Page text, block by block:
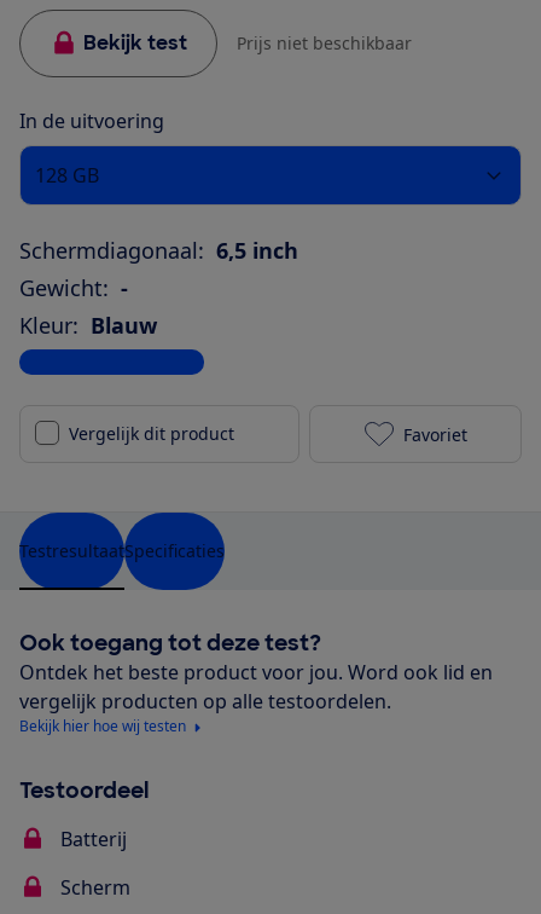
Bekijk test Prijs niet beschikbaar
In de uitvoering
128 GB
Schermdiagonaal: 6,5 inch
Gewicht: -
Kleur: Blauw
Bekijk alle specificaties
Vergelijk dit product Nokia G21
Favoriet
TestresultaatSpecificaties
Ook toegang tot deze test?
Ontdek het beste product voor jou. Word ook lid en
vergelijk producten op alle testoordelen.
Bekijk hier hoe wij testen
Testoordeel
Batterij
Scherm